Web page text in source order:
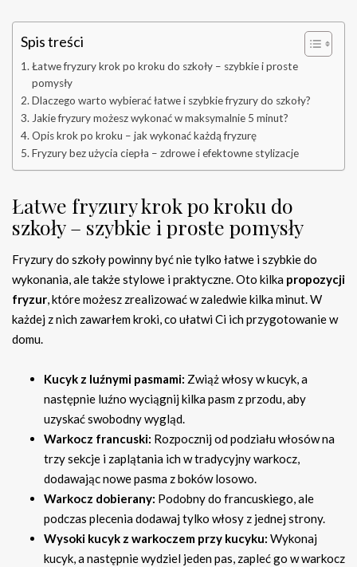
Spis treści
Łatwe fryzury krok po kroku do szkoły – szybkie i proste
pomysły
Dlaczego warto wybierać łatwe i szybkie fryzury do szkoły?
Jakie fryzury możesz wykonać w maksymalnie 5 minut?
Opis krok po kroku – jak wykonać każdą fryzurę
Fryzury bez użycia ciepła – zdrowe i efektowne stylizacje
Łatwe fryzury krok po kroku do
szkoły – szybkie i proste pomysły
Fryzury do szkoły powinny być nie tylko łatwe i szybkie do
wykonania, ale także stylowe i praktyczne. Oto kilka propozycji
fryzur, które możesz zrealizować w zaledwie kilka minut. W
każdej z nich zawarłem kroki, co ułatwi Ci ich przygotowanie w
domu.
Kucyk z luźnymi pasmami: Zwiąż włosy w kucyk, a
następnie luźno wyciągnij kilka pasm z przodu, aby
uzyskać swobodny wygląd.
Warkocz francuski: Rozpocznij od podziału włosów na
trzy sekcje i zaplątania ich w tradycyjny warkocz,
dodawając nowe pasma z boków losowo.
Warkocz dobierany: Podobny do francuskiego, ale
podczas plecenia dodawaj tylko włosy z jednej strony.
Wysoki kucyk z warkoczem przy kucyku: Wykonaj
kucyk, a następnie wydziel jeden pas, zapleć go w warkocz